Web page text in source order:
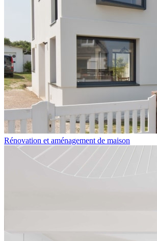
Rénovation et aménagement de maison